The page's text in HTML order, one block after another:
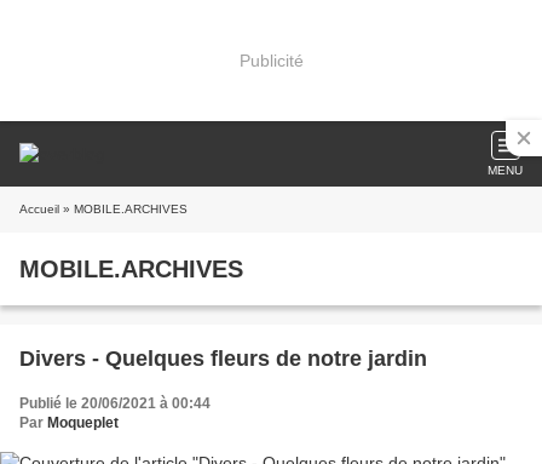
Publicité
MENU
Accueil » MOBILE.ARCHIVES
MOBILE.ARCHIVES
Divers - Quelques fleurs de notre jardin
Publié le 20/06/2021 à 00:44
Par Moqueplet